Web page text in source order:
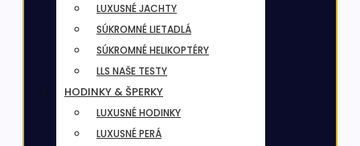
LUXUSNÉ JACHTY
SÚKROMNÉ LIETADLÁ
SÚKROMNÉ HELIKOPTÉRY
LLS NAŠE TESTY
HODINKY & ŠPERKY
LUXUSNÉ HODINKY
LUXUSNÉ PERÁ